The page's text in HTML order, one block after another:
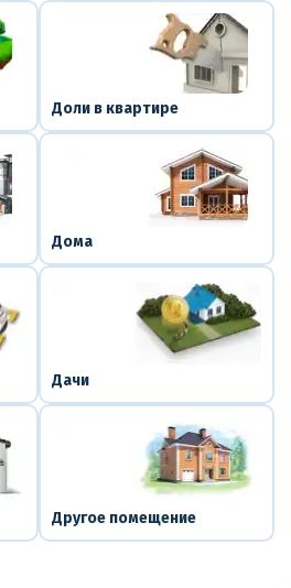
Доли в квартире
Дома
Дачи
Другое помещение